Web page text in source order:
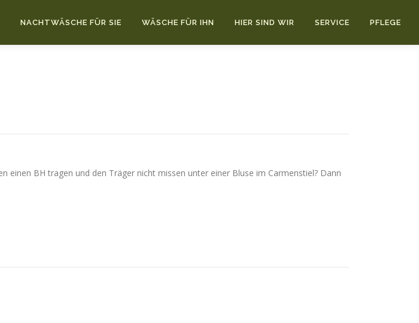
NACHTWÄSCHE FÜR SIE WÄSCHE FÜR IHN HIER SIND WIR SERVICE PFLEGE
einen BH tragen und den Träger nicht missen unter einer Bluse im Carmenstiel? Dann